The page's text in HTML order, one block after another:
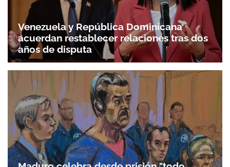
Venezuela y República Dominicana
acuerdan restablecer relaciones tras dos
años de disputa